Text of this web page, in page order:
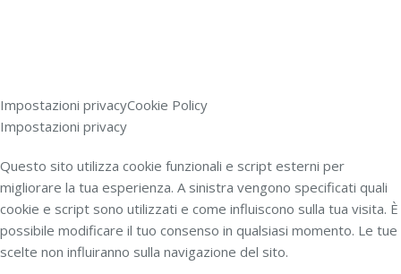
Impostazioni privacyCookie Policy
Impostazioni privacy
Questo sito utilizza cookie funzionali e script esterni per
migliorare la tua esperienza. A sinistra vengono specificati quali
cookie e script sono utilizzati e come influiscono sulla tua visita. È
possibile modificare il tuo consenso in qualsiasi momento. Le tue
scelte non influiranno sulla navigazione del sito.